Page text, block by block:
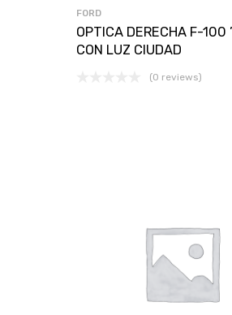
FORD
OPTICA DERECHA F-100
CON LUZ CIUDAD
(0 reviews)